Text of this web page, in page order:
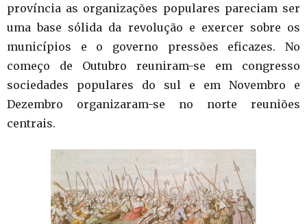
província as organizações populares pareciam ser
uma base sólida da revolução e exercer sobre os
municípios e o governo pressões eficazes. No
começo de Outubro reuniram-se em congresso
sociedades populares do sul e em Novembro e
Dezembro organizaram-se no norte reuniões
centrais.